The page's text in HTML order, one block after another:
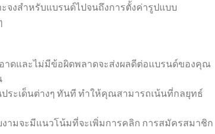
จงสำหรับแบรนด์ไปจนถึงการตั้งค่ารูปแบบ
าดและไม่มีข้อผิดพลาดจะส่งผลดีต่อแบรนด์ของคุณ
ประเด็นต่างๆ ทันที ทำให้คุณสามารถเน้นที่กลยุทธ์
ามจะมีแนวโน้มที่จะเพิ่มการคลิก การสมัครสมาชิก